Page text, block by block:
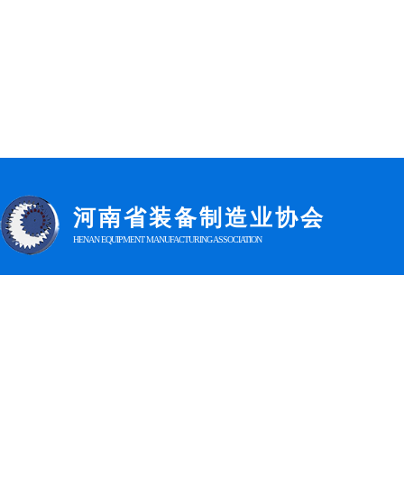
河南省装备制造业协会
HENAN EQUIPMENT MANUFACTURING ASSOCIATION